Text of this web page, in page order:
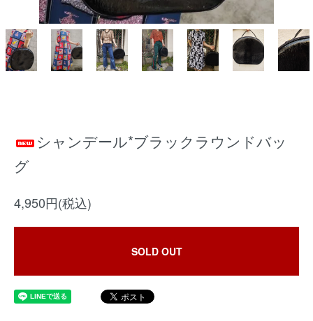
シャンデール*ブラックラウンドバッ
グ
4,950円(税込)
SOLD OUT